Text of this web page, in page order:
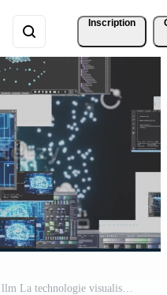
Inscription
tournant mur affichage ai assistant llm La technologie visualisation et codage écrans. plaque tournante animation montrant plusieurs moniteurs avec machine apprentissage technologie graphique Vidéo Pro